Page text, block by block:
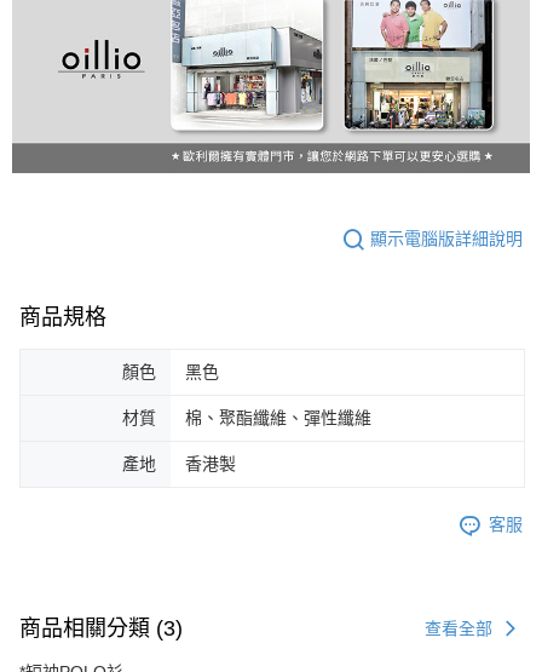
顯示電腦版詳細說明
商品規格
顏色 黑色
材質 棉、聚酯纖維、彈性纖維
產地 香港製
客服
商品相關分類 (3) 查看全部